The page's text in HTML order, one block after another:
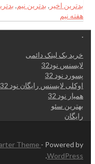
بدترین اخیر , بدترین نیم,
هفته نیم
.
خرید بک لینک دائمی
لایسنس نود32
پسورد نود 32
اوکلی لایسنس رایگان نود 32
همیار نود 32
بهترین سئو
رایگان
Theme - Powered by
WordPress
.